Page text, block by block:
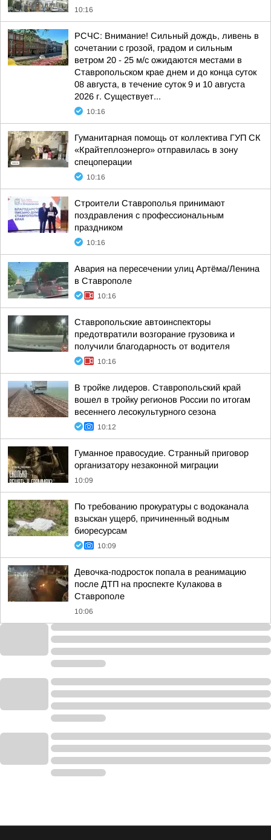
10:16
РСЧС: Внимание! Сильный дождь, ливень в
сочетании с грозой, градом и сильным
ветром 20 - 25 м/с ожидаются местами в
Ставропольском крае днем и до конца суток
08 августа, в течение суток 9 и 10 августа
2026 г. Существует...
10:16
Гуманитарная помощь от коллектива ГУП СК
«Крайтеплоэнерго» отправилась в зону
спецоперации
10:16
Строители Ставрополья принимают
поздравления с профессиональным
праздником
10:16
Авария на пересечении улиц Артёма/Ленина
в Ставрополе
10:16
Ставропольские автоинспекторы
предотвратили возгорание грузовика и
получили благодарность от водителя
10:16
В тройке лидеров. Ставропольский край
вошел в тройку регионов России по итогам
весеннего лесокультурного сезона
10:12
Гуманное правосудие. Странный приговор
организатору незаконной миграции
10:09
По требованию прокуратуры с водоканала
взыскан ущерб, причиненный водным
биоресурсам
10:09
Девочка-подросток попала в реанимацию
после ДТП на проспекте Кулакова в
Ставрополе
10:06